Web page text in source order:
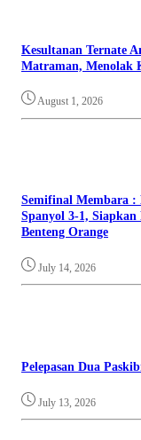
Kesultanan Ternate
Matraman, Menolak
August 1, 2026
Semifinal Membara :
Spanyol 3-1,
Benteng Orange
July 14, 2026
Pelepasan Dua
July 13, 2026